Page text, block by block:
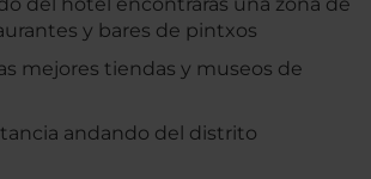
y bares de pintxos
mejores tiendas y museos de
andando del distrito